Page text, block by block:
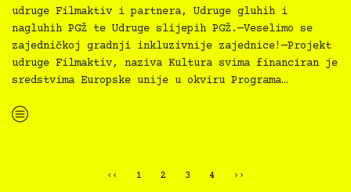
udruge Filmaktiv i partnera, Udruge gluhih i
nagluhih PGŽ te Udruge slijepih PGŽ.—Veselimo se
zajedničkoj gradnji inkluzivnije zajednice!—Projekt
udruge Filmaktiv, naziva Kultura svima financiran je
sredstvima Europske unije u okviru Programa…
“Kultura svima — inkluzivna najava programa GKRi za ožujak 2024.”
‹‹ 1 2 3 4 ››